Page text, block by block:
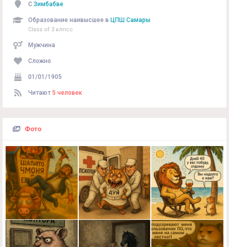
С Зимбабве
Образование наивысшее в ЦПШ Самары
Class of 3 клпсс
Мужчина
Сложно
01/01/1905
Читают 5 человек
Фото